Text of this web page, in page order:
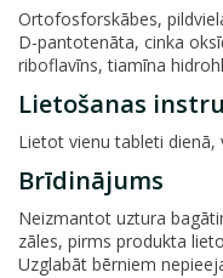
Ortofosforskābes,
D-pantotenāta, cinka
riboflavīns, tiamīna
Lietošanas
Lietot vienu tableti dienā,
Brīdinājums
Neizmantot uztura
zāles, pirms produkta
Uzglabāt bērniem